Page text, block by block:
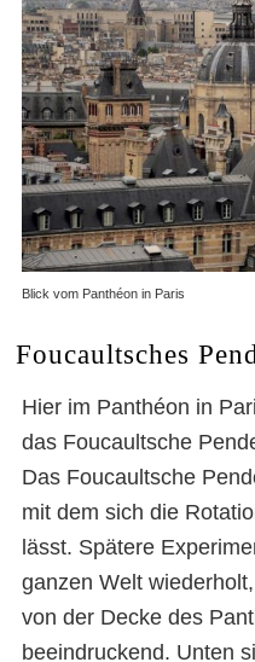
Blick vom Panthéon in Paris
Foucaultsches
Hier im Panthéon in
das Foucaultsche
Das Foucaultsche
mit dem sich die
lässt. Spätere
ganzen Welt
von der Decke des
beeindruckend. Unten